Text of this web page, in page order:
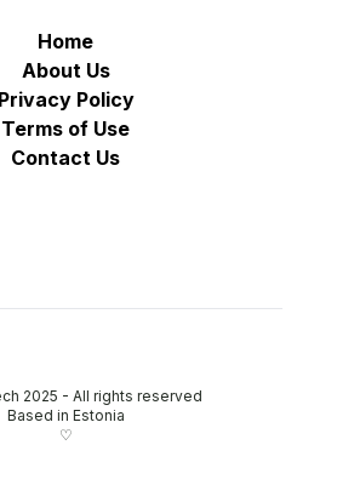
Home
About Us
Privacy Policy
Terms of Use
Contact Us
2025 - All rights reserved
Based in Estonia
♡